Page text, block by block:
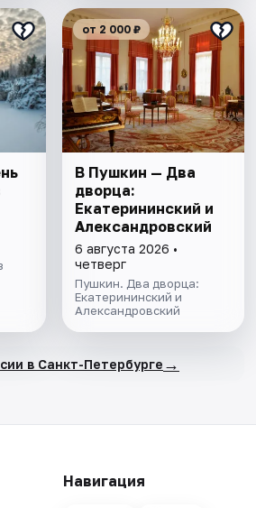
от 2 000 ₽
В Пушкин — Два
дворца:
Екатерининский и
Александровский
6 августа 2026 •
четверг
Пушкин. Два дворца:
Екатерининский и
Александровский
в Санкт-Петербурге →
Навигация